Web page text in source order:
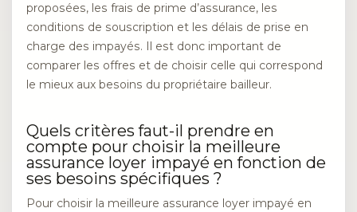
proposées, les frais de prime d’assurance, les
conditions de souscription et les délais de prise en
charge des impayés. Il est donc important de
comparer les offres et de choisir celle qui correspond
le mieux aux besoins du propriétaire bailleur.
Quels critères faut-il prendre en
compte pour choisir la meilleure
assurance loyer impayé en fonction de
ses besoins spécifiques ?
Pour choisir la meilleure assurance loyer impayé en